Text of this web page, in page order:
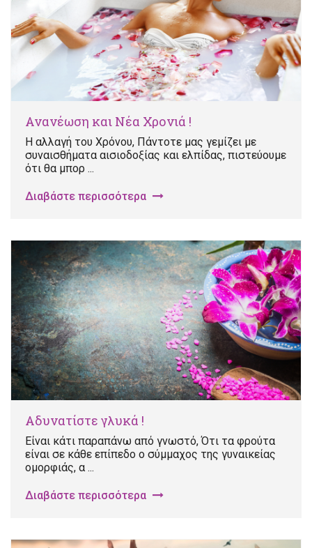
Ανανέωση και Νέα Χρονιά !
Η αλλαγή του Χρόνου, Πάντοτε μας γεμίζει με
συναισθήματα αισιοδοξίας και ελπίδας, πιστεύουμε
ότι θα μπορ ...
Διαβάστε περισσότερα
Αδυνατίστε γλυκά !
Είναι κάτι παραπάνω από γνωστό, Ότι τα φρούτα
είναι σε κάθε επίπεδο ο σύμμαχος της γυναικείας
ομορφιάς, α ...
Διαβάστε περισσότερα